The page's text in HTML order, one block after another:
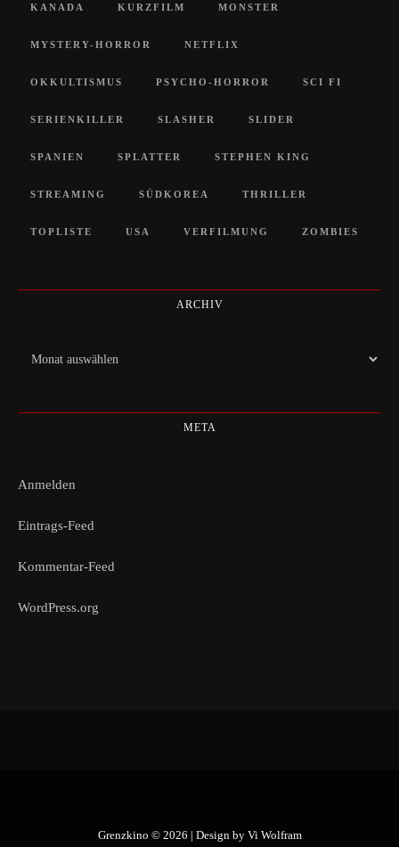
KANADA KURZFILM MONSTER
MYSTERY-HORROR NETFLIX
OKKULTISMUS PSYCHO-HORROR SCI FI
SERIENKILLER SLASHER SLIDER
SPANIEN SPLATTER STEPHEN KING
STREAMING SÜDKOREA THRILLER
TOPLISTE USA VERFILMUNG ZOMBIES
ARCHIV
Archiv
META
Anmelden
Eintrags-Feed
Kommentar-Feed
WordPress.org
Grenzkino © 2026 | Design by Vi Wolfram